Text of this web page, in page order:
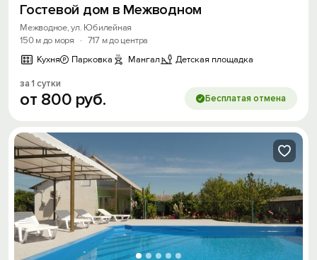
Гостевой дом в Межводном
Межводное, ул. Юбилейная
150 м до моря
· 717 м до центра
Кухня
Парковка Мангал Детская площадка
за 1 сутки
от 800 руб. Бесплатая отмена